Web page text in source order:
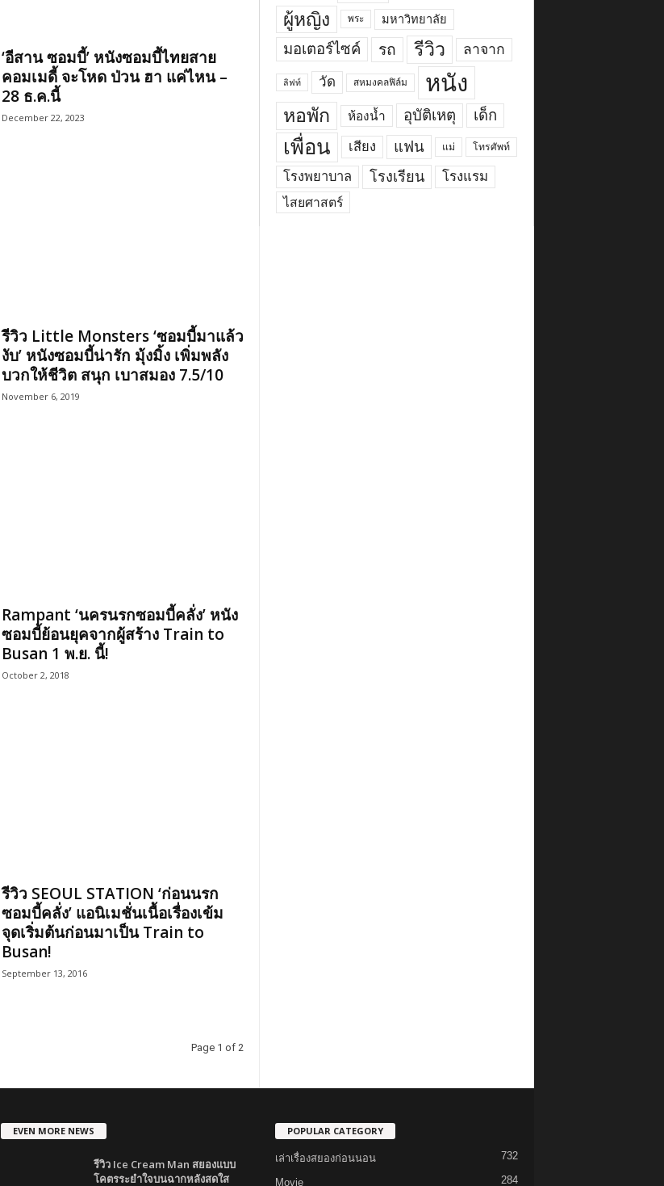
‘อีสาน ซอมบี้’ หนังซอมบี้ไทยสาย
คอมเมดี้ จะโหด ป่วน ฮา แค่ไหน –
28 ธ.ค.นี้
December 22, 2023
รีวิว Little Monsters ‘ซอมบี้มาแล้ว
งับ’ หนังซอมบี้น่ารัก มุ้งมิ้ง เพิ่มพลัง
บวกให้ชีวิต สนุก เบาสมอง 7.5/10
November 6, 2019
Rampant ‘นครนรกซอมบี้คลั่ง’ หนัง
ซอมบี้ย้อนยุคจากผู้สร้าง Train to
Busan 1 พ.ย. นี้!
October 2, 2018
รีวิว SEOUL STATION ‘ก่อนนรก
ซอมบี้คลั่ง’ แอนิเมชั่นเนื้อเรื่องเข้ม
จุดเริ่มต้นก่อนมาเป็น Train to
Busan!
September 13, 2016
Page 1 of 2
ผู้หญิง พระ มหาวิทยาลัย
มอเตอร์ไซค์ รถ รีวิว ลาจาก
ลิฟท์ วัด สหมงคลฟิล์ม หนัง
หอพัก ห้องน้ำ อุบัติเหตุ เด็ก
เพื่อน เสียง แฟน แม่ โทรศัพท์
โรงพยาบาล โรงเรียน โรงแรม
ไสยศาสตร์
EVEN MORE NEWS
รีวิว Ice Cream Man สยองแบบ
โคตรระยำใจบนฉากหลังสดใส
POPULAR CATEGORY
เล่าเรื่องสยองก่อนนอน 732
Movie 284